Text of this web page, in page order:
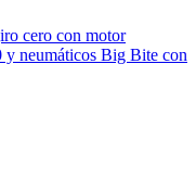
cero con motor
neumáticos Big Bite con